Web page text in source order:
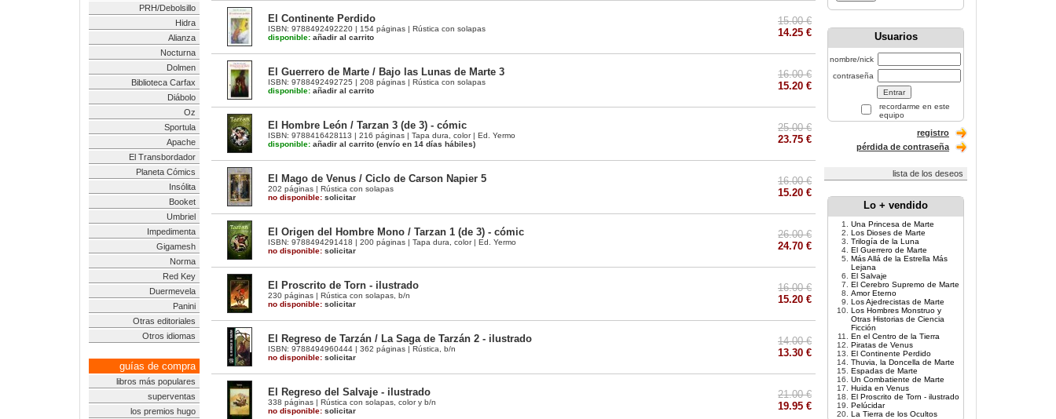
PRH/Debolsillo
Hidra
Alianza
Nocturna
Dolmen
Biblioteca Carfax
Diábolo
Oz
Sportula
Apache
El Transbordador
Planeta Cómics
Insólita
Booket
Umbriel
Impedimenta
Gigamesh
Norma
Red Key
Duermevela
Panini
Otras editoriales
Otros idiomas
guías de compra
libros más populares
superventas
los premios hugo
El Continente Perdido
ISBN: 9788492492220 | 154 páginas | Rústica con solapas
disponible: añadir al carrito
15.00 €
14.25 €
El Guerrero de Marte / Bajo las Lunas de Marte 3
ISBN: 9788492492725 | 208 páginas | Rústica con solapas
disponible: añadir al carrito
16.00 €
15.20 €
El Hombre León / Tarzan 3 (de 3) - cómic
ISBN: 9788416428113 | 216 páginas | Tapa dura, color | Ed. Yermo
disponible: añadir al carrito (envío en 14 días hábiles)
25.00 €
23.75 €
El Mago de Venus / Ciclo de Carson Napier 5
202 páginas | Rústica con solapas
no disponible: solicitar
16.00 €
15.20 €
El Origen del Hombre Mono / Tarzan 1 (de 3) - cómic
ISBN: 9788494291418 | 200 páginas | Tapa dura, color | Ed. Yermo
no disponible: solicitar
26.00 €
24.70 €
El Proscrito de Torn - ilustrado
230 páginas | Rústica con solapas, b/n
no disponible: solicitar
16.00 €
15.20 €
El Regreso de Tarzán / La Saga de Tarzán 2 - ilustrado
ISBN: 9788494960444 | 362 páginas | Rústica, b/n
no disponible: solicitar
14.00 €
13.30 €
El Regreso del Salvaje - ilustrado
338 páginas | Rústica con solapas, color y b/n
no disponible: solicitar
21.00 €
19.95 €
Usuarios
nombre/nick
contraseña
recordarme en este
equipo
registro
pérdida de contraseña
lista de los deseos
Lo + vendido
Una Princesa de Marte
Los Dioses de Marte
Trilogía de la Luna
El Guerrero de Marte
Más Allá de la Estrella Más
Lejana
El Salvaje
El Cerebro Supremo de Marte
Amor Eterno
Los Ajedrecistas de Marte
Los Hombres Monstruo y
Otras Historias de Ciencia
Ficción
En el Centro de la Tierra
Piratas de Venus
El Continente Perdido
Thuvia, la Doncella de Marte
Espadas de Marte
Un Combatiente de Marte
Huida en Venus
El Proscrito de Torn - ilustrado
Pelúcidar
La Tierra de los Ocultos